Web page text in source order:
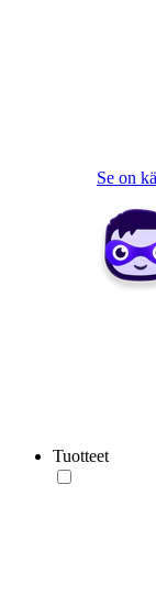
Se on
Tuotteet